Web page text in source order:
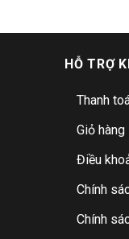
HỖ TRỢ
Thanh
Giỏ hàng
Điều
Chính
Chính